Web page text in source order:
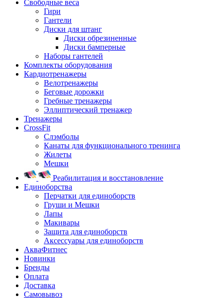
Свободные веса
Гири
Гантели
Диски для штанг
Диски обрезиненные
Диски бамперные
Наборы гантелей
Комплекты оборудования
Кардиотренажеры
Велотренажеры
Беговые дорожки
Гребные тренажеры
Эллиптический тренажер
Тренажеры
CrossFit
Слэмболы
Канаты для функционального тренинга
Жилеты
Мешки
Реабилитация и восстановление
Единоборства
Перчатки для единоборств
Груши и Мешки
Лапы
Макивары
Защита для единоборств
Аксессуары для единоборств
АкваФитнес
Новинки
Бренды
Оплата
Доставка
Самовывоз